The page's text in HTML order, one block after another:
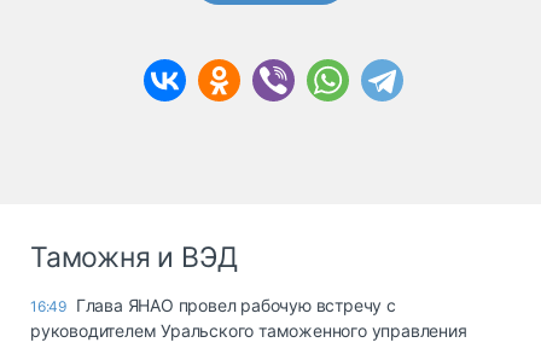
Таможня и ВЭД
16:49 Глава ЯНАО провел рабочую встречу с
руководителем Уральского таможенного управления